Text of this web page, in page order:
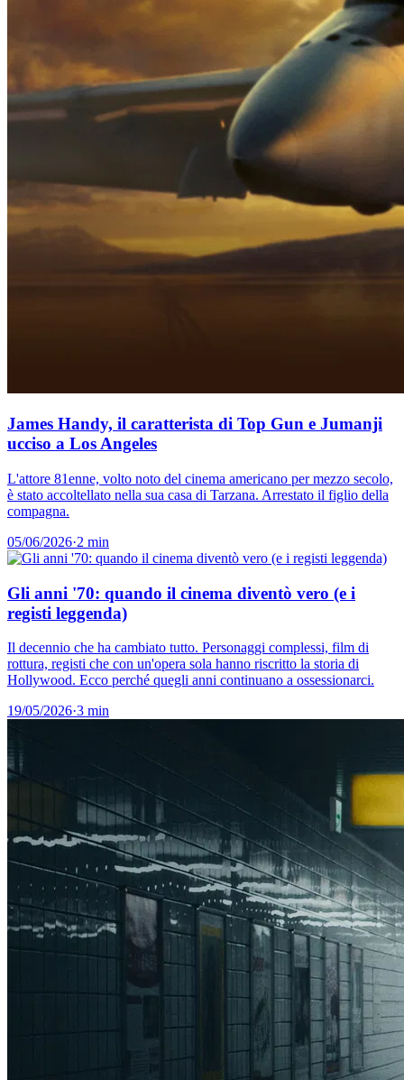
James Handy, il caratterista di Top Gun e Jumanji
ucciso a Los Angeles
L'attore 81enne, volto noto del cinema americano per mezzo secolo,
è stato accoltellato nella sua casa di Tarzana. Arrestato il figlio della
compagna.
05/06/2026·2 min
Gli anni '70: quando il cinema diventò vero (e i
registi leggenda)
Il decennio che ha cambiato tutto. Personaggi complessi, film di
rottura, registi che con un'opera sola hanno riscritto la storia di
Hollywood. Ecco perché quegli anni continuano a ossessionarci.
19/05/2026·3 min